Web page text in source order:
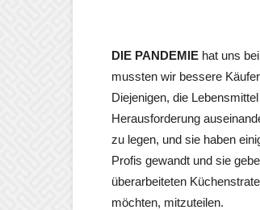
DIE PANDEMIE hat uns
mussten wir bessere
Diejenigen, die
Herausforderung
zu legen, und sie haben
Profis gewandt und sie
überarbeiteten
möchten, mitzuteilen.